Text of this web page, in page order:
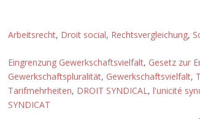
Arbeitsrecht, Droit social, Rechtsvergleichung,
Eingrenzung Gewerkschaftsvielfalt, Gesetz zur
Gewerkschaftspluralität, Gewerkschaftsvielfalt,
Tarifmehrheiten, DROIT SYNDICAL, l'unicité
SYNDICAT